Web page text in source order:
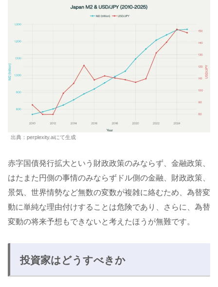
出典：perplexity.aiにて生成
赤字国債発行拡大という財政政策のみならず、金融政策、
はたまた円側の事情のみならずドル側の金融、財政政策、
景気、世界情勢など無数の変数が複雑に絡むため、為替変
動に単純な理由付けすることは危険であり、さらに、為替
変動の将来予想もできないと考えたほうが無難です。
投資家はどうすべきか